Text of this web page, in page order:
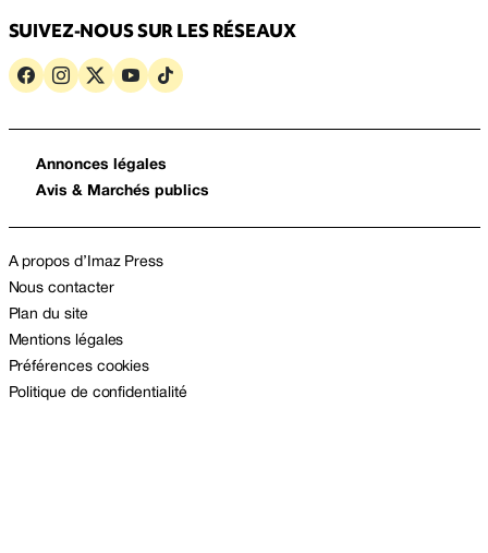
SUIVEZ-NOUS SUR LES RÉSEAUX
Annonces légales
Avis & Marchés publics
A propos d’Imaz Press
Nous contacter
Plan du site
Mentions légales
Préférences cookies
Politique de confidentialité